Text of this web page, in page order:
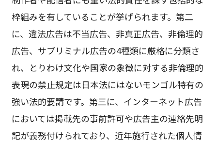
枠組みを有していることが挙げられます。第二
に、違法広告は不当広告、非真正広告、非倫理的
広告、サブリミナル広告の4種類に厳格に分類さ
れ、とりわけ文化や国家の象徴に対する非倫理的
表現の禁止規定は日本法にはないモンゴル特有の
強い法的要請です。第三に、インターネット広告
においては掲載先の事前許可や広告主の連絡先明
記が義務付けられており、近年施行された個人情